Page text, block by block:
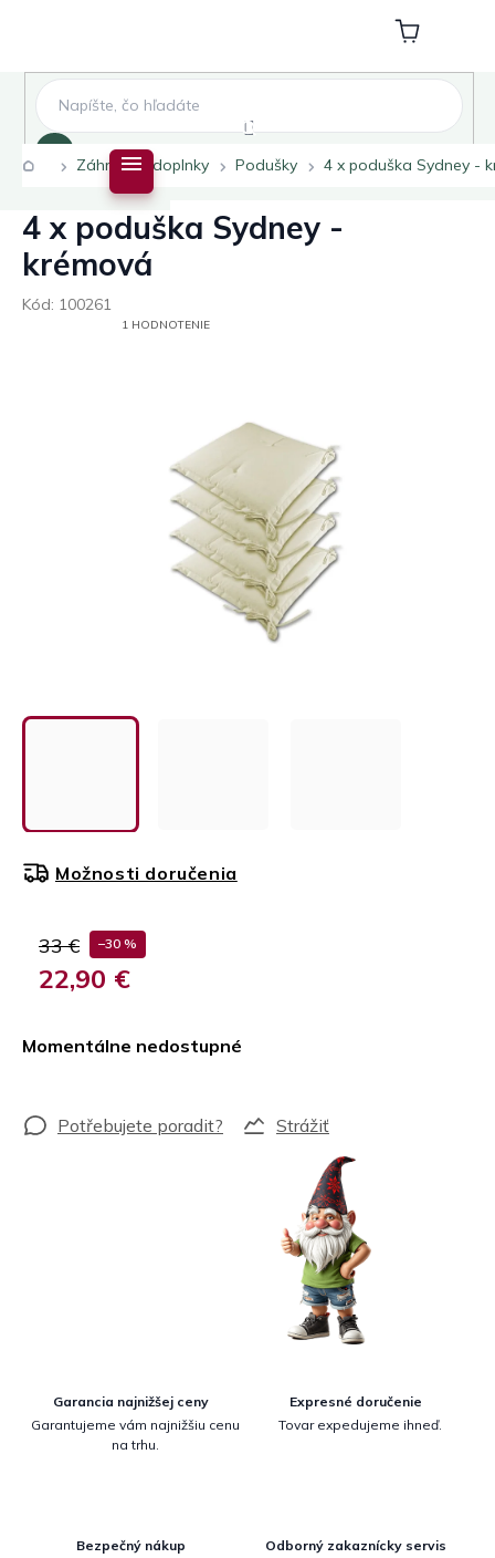
Nákupný
košík
DomovZáhradné doplnky Podušky 4 x poduška Sydney -
4 x poduška Sydney -
krémová
Kód: 100261
PRIEMERNÉ1 HODNOTENIE
33 € –30 %
22,90 €
Momentálne nedostupné
Možnosti doručenia
Strážiť
Garancia najnižšej ceny
Garantujeme vám najnižšiu cenu
na trhu.
Expresné doručenie
Tovar expedujeme ihneď.
Bezpečný nákup
Odborný zakaznícky servis